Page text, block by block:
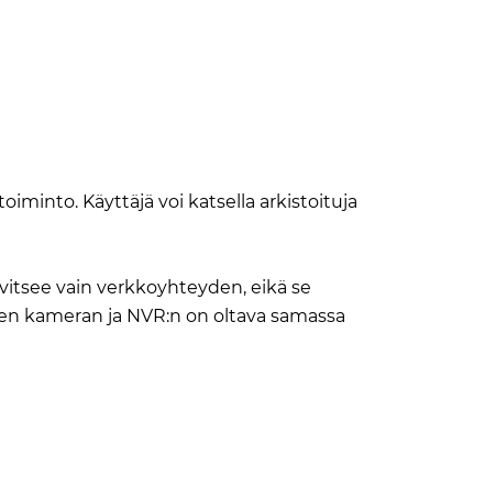
Käyttäjä voi katsella arkistoituja
vain verkkoyhteyden, eikä se
kameran ja NVR:n on oltava samassa